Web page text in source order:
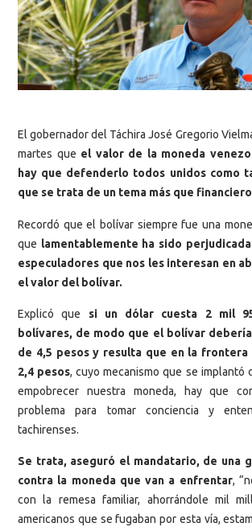
El gobernador del Táchira José Gregorio
martes que el valor de la moneda
hay que defenderlo todos unidos como
que se trata de un tema más que
Recordó que el bolívar siempre fue una
que lamentablemente ha sido
especuladores que nos les interesan en
el valor del bolívar.
Explicó que si un dólar cuesta 2 mil
bolívares, de modo que el bolívar
de 4,5 pesos y resulta que en la
2,4 pesos, cuyo mecanismo que se implantó
empobrecer nuestra moneda, hay que
problema para tomar conciencia y
tachirenses.
Se trata, aseguró el mandatario, de una
contra la moneda que van a enfrentar,
con la remesa familiar, ahorrándole mil
americanos que se fugaban por esta vía,